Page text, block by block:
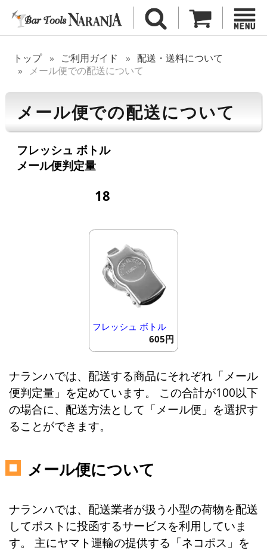
トップ ご利用ガイド
配送・送料について
メール便での配送について
メール便での配送について
フレッシュ ボトル
メール便判定量
18
フレッシュ ボトル
605円
ナランハでは、配送する商品にそれぞれ「メール
便判定量」を定めています。 この合計が100以下
の場合に、配送方法として「メール便」を選択す
ることができます。
メール便について
ナランハでは、配送業者が扱う小型の荷物を配送
してポストに投函するサービスを利用していま
す。 主にヤマト運輸の提供する「ネコポス」を